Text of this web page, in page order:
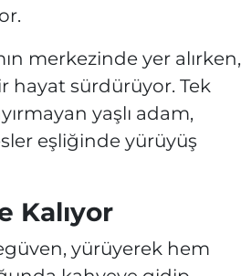
merkezinde yer alırken,
hayat sürdürüyor. Tek
yaşlı adam,
eşliğinde yürüyüş
Kalıyor
yürüyerek hem